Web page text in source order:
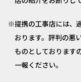
提携の工事店には、
おります。評判の悪
ものとしております
一報ください。